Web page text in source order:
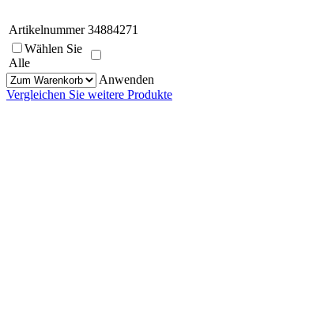
Artikelnummer 34884271
Wählen Sie
Alle
Anwenden
Vergleichen Sie weitere Produkte